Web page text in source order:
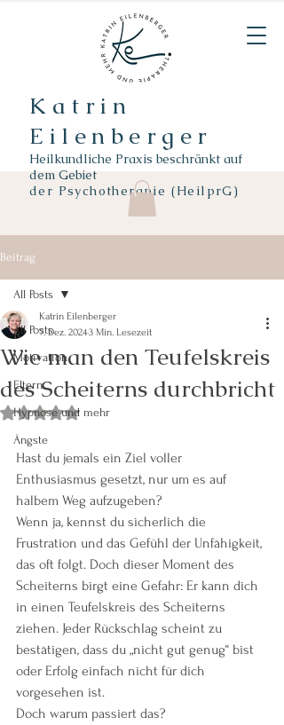
Katrin
Eilenberger
Heilkundliche Praxis beschränkt auf
dem Gebiet
der Psychotherapie (HeilprG)
Beitrag
All Posts
Motivation
Eltern
Hypnose und mehr
Ängste
All Posts
Wie man den Teufelskreis
des Scheiterns durchbricht
Katrin Eilenberger
7. Dez. 20243 Min. Lesezeit
Mit NaN von 5 Sternen bewertet.
Hast du jemals ein Ziel voller
Enthusiasmus gesetzt, nur um es auf
halbem Weg aufzugeben?
Wenn ja, kennst du sicherlich die
Frustration und das Gefühl der Unfähigkeit,
das oft folgt. Doch dieser Moment des
Scheiterns birgt eine Gefahr: Er kann dich
in einen Teufelskreis des Scheiterns
ziehen. Jeder Rückschlag scheint zu
bestätigen, dass du „nicht gut genug“ bist
oder Erfolg einfach nicht für dich
vorgesehen ist.
Doch warum passiert das?